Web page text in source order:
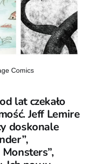
Comics
lat czekało
Jeff Lemire
doskonale